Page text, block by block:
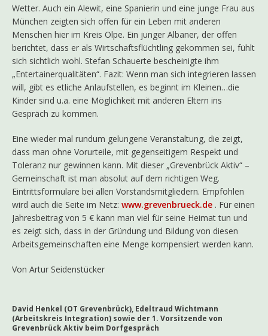
Wetter. Auch ein Alewit, eine Spanierin und eine junge Frau aus
München zeigten sich offen für ein Leben mit anderen
Menschen hier im Kreis Olpe. Ein junger Albaner, der offen
berichtet, dass er als Wirtschaftsflüchtling gekommen sei, fühlt
sich sichtlich wohl. Stefan Schauerte bescheinigte ihm
„Entertainerqualitäten“. Fazit: Wenn man sich integrieren lassen
will, gibt es etliche Anlaufstellen, es beginnt im Kleinen…die
Kinder sind u.a. eine Möglichkeit mit anderen Eltern ins
Gespräch zu kommen.
Eine wieder mal rundum gelungene Veranstaltung, die zeigt,
dass man ohne Vorurteile, mit gegenseitigem Respekt und
Toleranz nur gewinnen kann. Mit dieser „Grevenbrück Aktiv“ –
Gemeinschaft ist man absolut auf dem richtigen Weg.
Eintrittsformulare bei allen Vorstandsmitgliedern. Empfohlen
wird auch die Seite im Netz: www.grevenbrueck.de . Für einen
Jahresbeitrag von 5 € kann man viel für seine Heimat tun und
es zeigt sich, dass in der Gründung und Bildung von diesen
Arbeitsgemeinschaften eine Menge kompensiert werden kann.
Von Artur Seidenstücker
David Henkel (OT Grevenbrück), Edeltraud Wichtmann
(Arbeitskreis Integration) sowie der 1. Vorsitzende von
Grevenbrück Aktiv beim Dorfgespräch